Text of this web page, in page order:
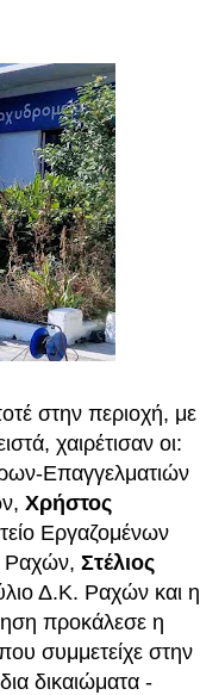
στην περιοχή, με
χαιρέτισαν οι:
Επαγγελματιών
Χρήστος
Εργαζομένων
Ραχών, Στέλιος
Δ.Κ. Ραχών και η
προκάλεσε η
συμμετείχε στην
δικαιώματα -